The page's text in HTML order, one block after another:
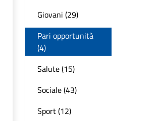
Giovani (29)
Pari opportunità
(4)
Salute (15)
Sociale (43)
Sport (12)